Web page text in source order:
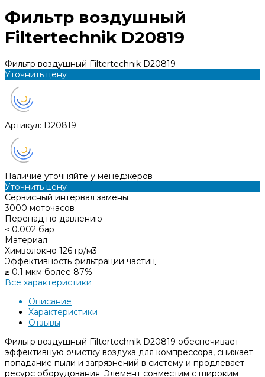
Фильтр воздушный
Filtertechnik D20819
Фильтр воздушный Filtertechnik D20819
Уточнить цену
Артикул: D20819
Наличие уточняйте у менеджеров
Уточнить цену
Сервисный интервал замены
3000 моточасов
Перепад по давлению
≤ 0.002 бар
Материал
Химволокно 126 гр/м3
Эффективность фильтрации частиц
≥ 0.1 мкм более 87%
Все характеристики
Описание
Характеристики
Отзывы
Фильтр воздушный Filtertechnik D20819 обеспечивает
эффективную очистку воздуха для компрессора, снижает
попадание пыли и загрязнений в систему и продлевает
ресурс оборудования. Элемент совместим с широким